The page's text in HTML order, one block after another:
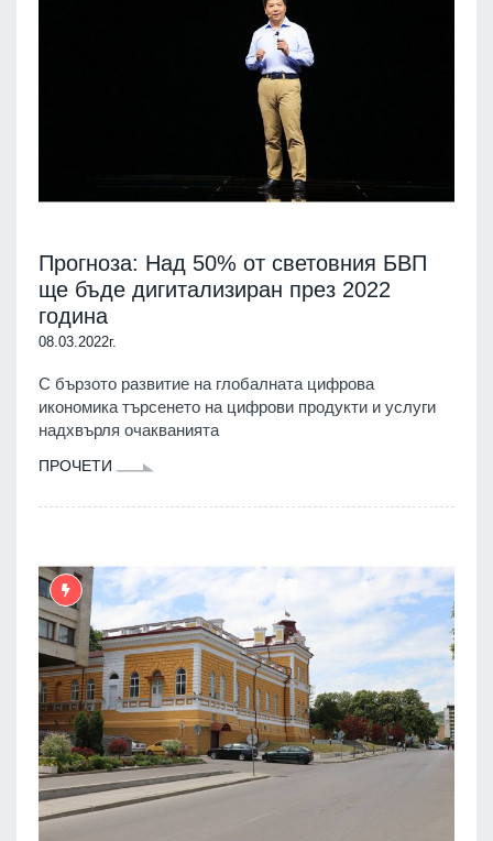
Прогноза: Над 50% от световния БВП
ще бъде дигитализиран през 2022
година
08.03.2022г.
С бързото развитие на глобалната цифрова
икономика търсенето на цифрови продукти и услуги
надхвърля очакванията
ПРОЧЕТИ